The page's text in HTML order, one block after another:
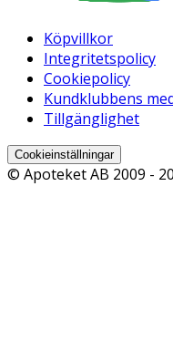
Köpvillkor
Integritetspolicy
Cookiepolicy
Kundklubbens
Tillgänglighet
Cookieinställningar
© Apoteket AB 2009 -